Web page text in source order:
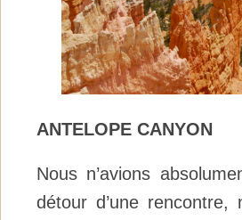
ANTELOPE CANYON
Nous n’avions
détour d’une